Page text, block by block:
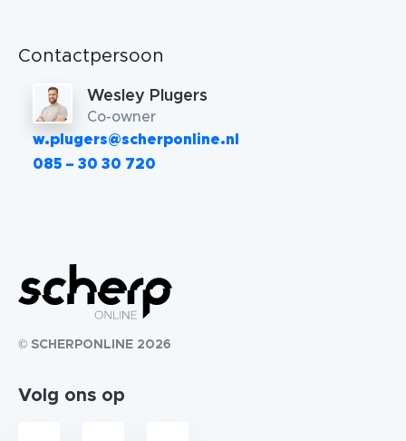
Contactpersoon
Wesley Plugers
Co-owner
w.plugers@scherponline.nl
085 – 30 30 720
© SCHERPONLINE 2026
Volg ons op